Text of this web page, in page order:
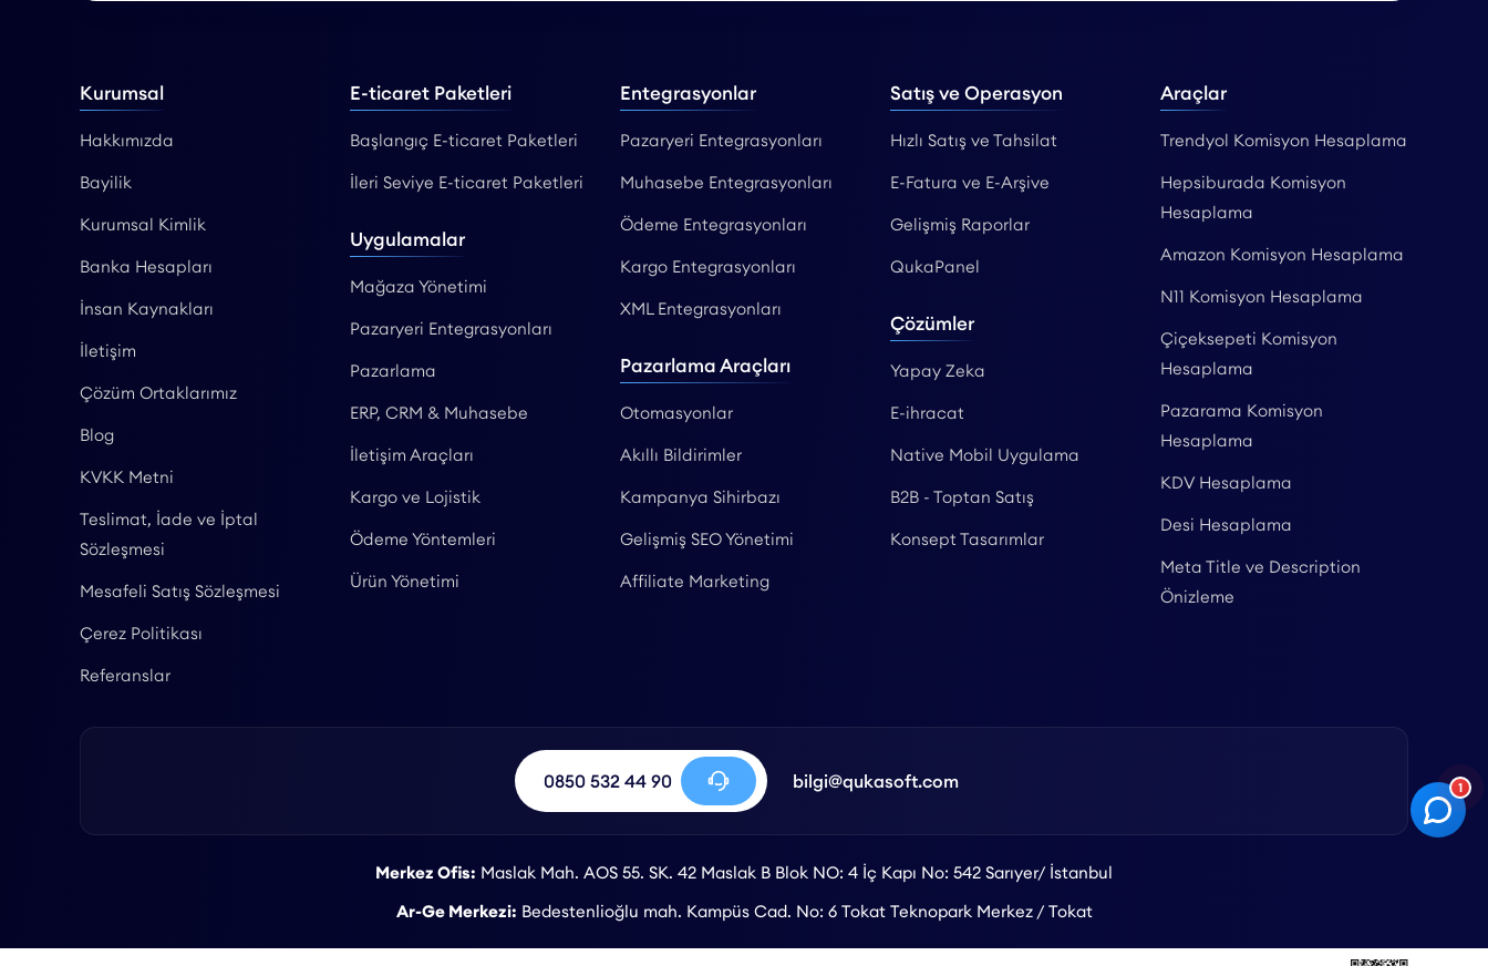
Kurumsal
Hakkımızda
Bayilik
Kurumsal Kimlik
Banka Hesapları
İnsan Kaynakları
İletişim
Çözüm Ortaklarımız
Blog
KVKK Metni
Teslimat, İade ve İptal
Sözleşmesi
Mesafeli Satış Sözleşmesi
Çerez Politikası
Referanslar
E-ticaret Paketleri
Başlangıç E-ticaret Paketleri
İleri Seviye E-ticaret Paketleri
Uygulamalar
Mağaza Yönetimi
Pazaryeri Entegrasyonları
Pazarlama
ERP, CRM & Muhasebe
İletişim Araçları
Kargo ve Lojistik
Ödeme Yöntemleri
Ürün Yönetimi
Entegrasyonlar
Pazaryeri Entegrasyonları
Muhasebe Entegrasyonları
Ödeme Entegrasyonları
Kargo Entegrasyonları
XML Entegrasyonları
Pazarlama Araçları
Otomasyonlar
Akıllı Bildirimler
Kampanya Sihirbazı
Gelişmiş SEO Yönetimi
Affiliate Marketing
Satış ve Operasyon
Hızlı Satış ve Tahsilat
E-Fatura ve E-Arşive
Gelişmiş Raporlar
QukaPanel
Çözümler
Yapay Zeka
E-ihracat
Native Mobil Uygulama
B2B - Toptan Satış
Konsept Tasarımlar
Araçlar
Trendyol Komisyon Hesaplama
Hepsiburada Komisyon
Hesaplama
Amazon Komisyon Hesaplama
N11 Komisyon Hesaplama
Çiçeksepeti Komisyon
Hesaplama
Pazarama Komisyon
Hesaplama
KDV Hesaplama
Desi Hesaplama
Meta Title ve Description
Önizleme
0850 532 44 90 bilgi@qukasoft.com
Merkez Ofis: Maslak Mah. AOS 55. SK. 42 Maslak B Blok NO: 4 İç Kapı No: 542 Sarıyer/ İstanbul
Ar-Ge Merkezi: Bedestenlioğlu mah. Kampüs Cad. No: 6 Tokat Teknopark Merkez / Tokat
1